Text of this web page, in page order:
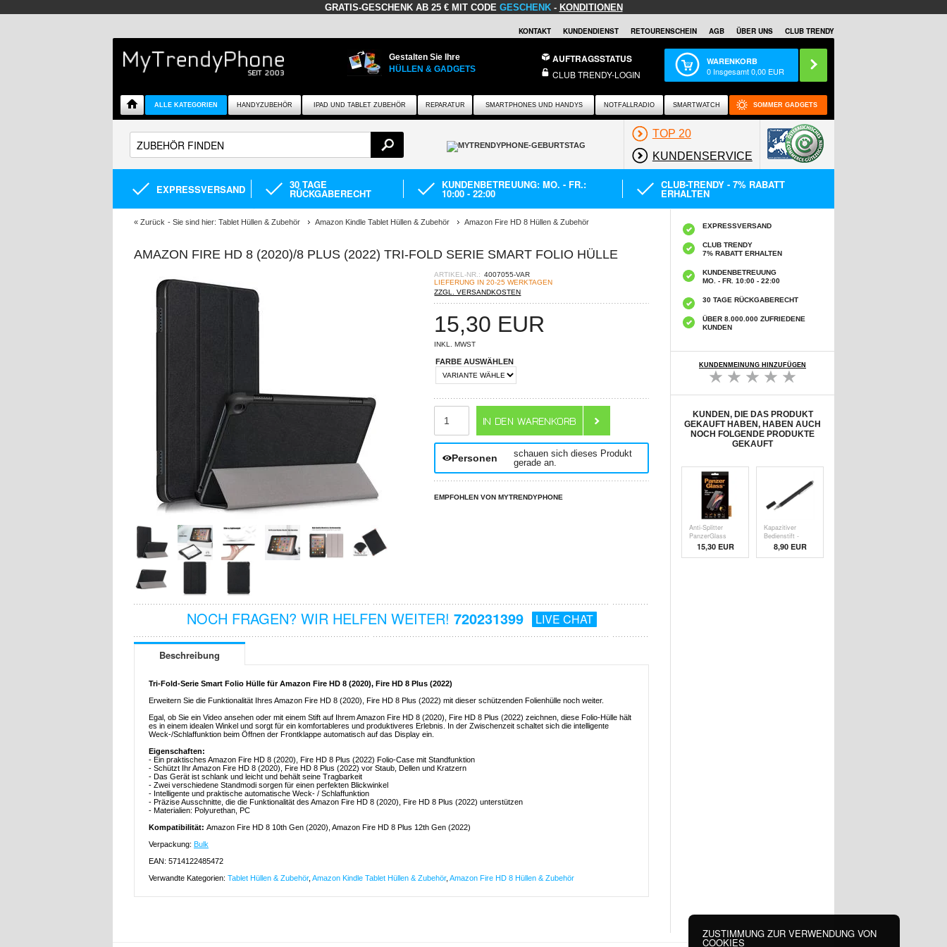
GRATIS-GESCHENK AB 25 € MIT CODE GESCHENK- KONDITIONEN
KONTAKT KUNDENDIENST RETOURENSCHEIN AGB ÜBER UNS CLUB TRENDY
Gestalten Sie Ihre
HÜLLEN & GADGETS
AUFTRAGSSTATUS
CLUB TRENDY-LOGIN
WARENKORB
0 Insgesamt0,00 EUR
ALLE KATEGORIEN HANDYZUBEHÖR IPAD UND TABLET ZUBEHÖR REPARATUR SMARTPHONES UND HANDYS NOTFALLRADIO SMARTWATCH SOMMER GADGETS
TOP 20
KUNDENSERVICE
EXPRESSVERSAND 30 TAGE
RÜCKGABERECHT
KUNDENBETREUUNG: MO. - FR.:
10:00 - 22:00
CLUB-TRENDY - 7% RABATT
ERHALTEN
« Zurück - Sie sind hier: Tablet Hüllen & Zubehör Amazon Kindle Tablet Hüllen & Zubehör Amazon Fire HD 8 Hüllen & Zubehör
AMAZON FIRE HD 8 (2020)/8 PLUS (2022) TRI-FOLD SERIE SMART FOLIO HÜLLE
ARTIKEL-NR.: 4007055-VAR
LIEFERUNG IN 20-25 WERKTAGEN
ZZGL. VERSANDKOSTEN
15,30 EUR
INKL. MWST
FARBE AUSWÄHLEN
Personen
schauen sich dieses Produkt
gerade an.
EMPFOHLEN VON MYTRENDYPHONE
NOCH FRAGEN? WIR HELFEN WEITER! 720231399 LIVE CHAT
Beschreibung
Tri-Fold-Serie Smart Folio Hülle für Amazon Fire HD 8 (2020), Fire HD 8 Plus (2022)
Erweitern Sie die Funktionalität Ihres Amazon Fire HD 8 (2020), Fire HD 8 Plus (2022) mit dieser schützenden Folienhülle noch weiter.
Egal, ob Sie ein Video ansehen oder mit einem Stift auf Ihrem Amazon Fire HD 8 (2020), Fire HD 8 Plus (2022) zeichnen, diese Folio-Hülle hält
es in einem idealen Winkel und sorgt für ein komfortableres und produktiveres Erlebnis. In der Zwischenzeit schaltet sich die intelligente
Weck-/Schlaffunktion beim Öffnen der Frontklappe automatisch auf das Display ein.
Eigenschaften:
- Ein praktisches Amazon Fire HD 8 (2020), Fire HD 8 Plus (2022) Folio-Case mit Standfunktion
- Schützt Ihr Amazon Fire HD 8 (2020), Fire HD 8 Plus (2022) vor Staub, Dellen und Kratzern
- Das Gerät ist schlank und leicht und behält seine Tragbarkeit
- Zwei verschiedene Standmodi sorgen für einen perfekten Blickwinkel
- Intelligente und praktische automatische Weck- / Schlaffunktion
- Präzise Ausschnitte, die die Funktionalität des Amazon Fire HD 8 (2020), Fire HD 8 Plus (2022) unterstützen
- Materialien: Polyurethan, PC
Kompatibilität: Amazon Fire HD 8 10th Gen (2020), Amazon Fire HD 8 Plus 12th Gen (2022)
Verpackung: Bulk
EAN: 5714122485472
Verwandte Kategorien: Tablet Hüllen & Zubehör, Amazon Kindle Tablet Hüllen & Zubehör, Amazon Fire HD 8 Hüllen & Zubehör
EXPRESSVERSAND
CLUB TRENDY
7% RABATT ERHALTEN
KUNDENBETREUUNG
MO. - FR. 10:00 - 22:00
30 TAGE RÜCKGABERECHT
ÜBER 8.000.000 ZUFRIEDENE
KUNDEN
KUNDENMEINUNG HINZUFÜGEN
KUNDEN, DIE DAS PRODUKT
GEKAUFT HABEN, HABEN AUCH
NOCH FOLGENDE PRODUKTE
GEKAUFT
Anti-Splitter
PanzerGlass
Disp15,30 EUR
Kapazitiver
Bedienstift -
Schw8,90 EUR
ZUSTIMMUNG ZUR VERWENDUNG VON
COOKIES